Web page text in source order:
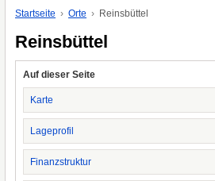
Startseite Orte Reinsbüttel
Reinsbüttel
Auf dieser Seite
Karte
Lageprofil
Finanzstruktur